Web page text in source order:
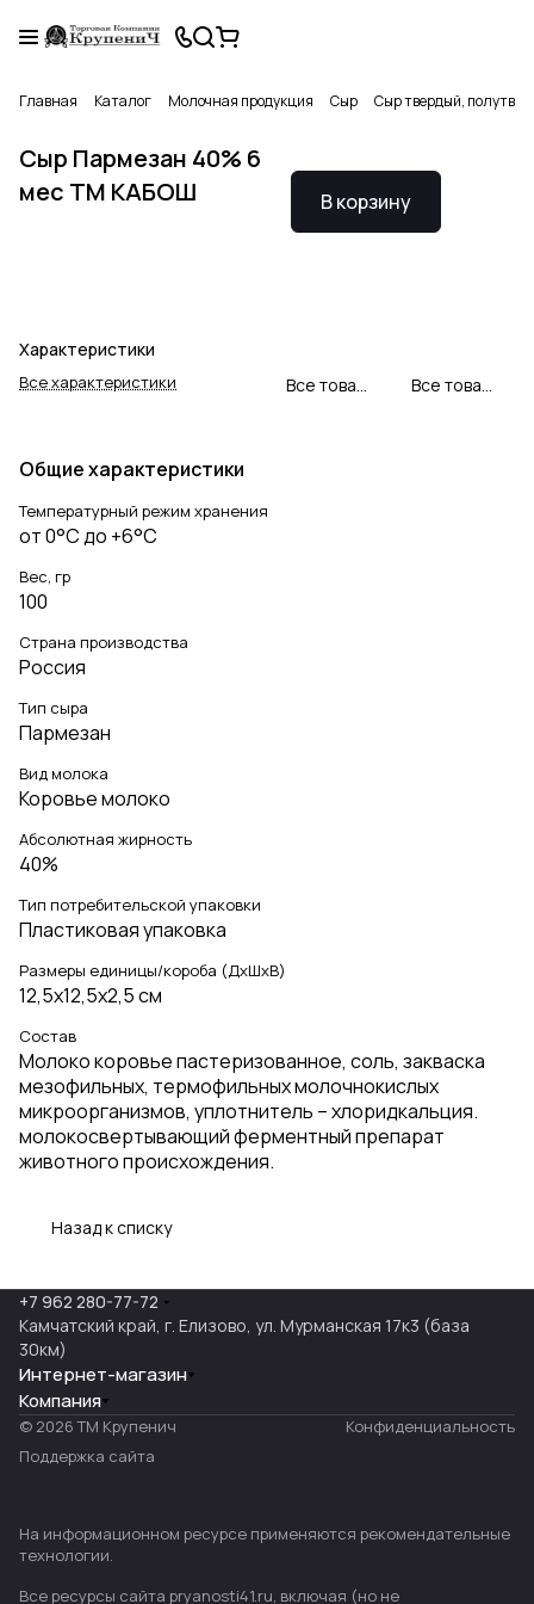
Главная Каталог Молочная продукция Сыр Сыр твердый,
Сыр Пармезан 40% 6
мес ТМ КАБОШ
Характеристики
Все характеристики
В корзину
Все товары ГК "Кабош" Все товары категории
Общие характеристики
Температурный режим хранения
от 0°C до +6°C
Вес, гр
100
Страна производства
Россия
Тип сыра
Пармезан
Вид молока
Коровье молоко
Абсолютная жирность
40%
Тип потребительской упаковки
Пластиковая упаковка
Размеры единицы/короба (ДхШхВ)
12,5х12,5х2,5 см
Состав
Молоко коровье пастеризованное, соль, закваска
мезофильных, термофильных молочнокислых
микроорганизмов, уплотнитель – хлоридкальция.
молокосвертывающий ферментный препарат
животного происхождения.
Назад к списку
+7 962 280-77-72
Камчатский край, г. Елизово, ул. Мурманская 17к3 (база
30км)
Интернет-магазин
Компания
© 2026 ТМ Крупенич
Конфиденциальность
Поддержка сайта
На информационном ресурсе применяются рекомендательные
технологии.
Все ресурсы сайта pryanosti41.ru, включая (но не